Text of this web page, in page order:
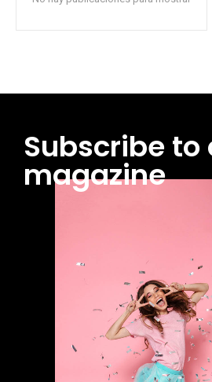
Subscribe to
magazine